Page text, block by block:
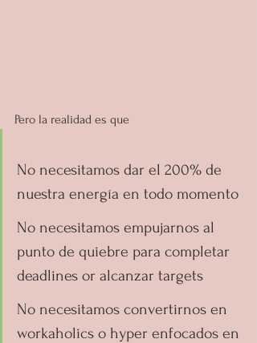
Pero la realidad es que
No necesitamos dar el 200% de
nuestra energía en todo momento
No necesitamos empujarnos al
punto de quiebre para completar
deadlines or alcanzar targets
No necesitamos convertirnos en
workaholics o hyper enfocados en